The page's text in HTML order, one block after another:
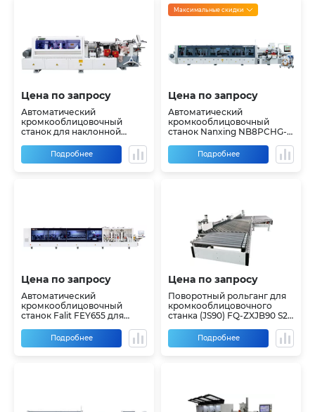
Цена по запросу
Автоматический
кромкооблицовочный
станок для наклонной
Подробнее
Максимальные скидки
Цена по запросу
Автоматический
кромкооблицовочный
станок Nanxing NB8PCHG-
Подробнее
Цена по запросу
Автоматический
кромкооблицовочный
станок Falit FEY655 для
Подробнее
Цена по запросу
Поворотный рольганг для
кромкооблицовочного
станка (JS90) FQ-ZXJB90 S2L
Подробнее